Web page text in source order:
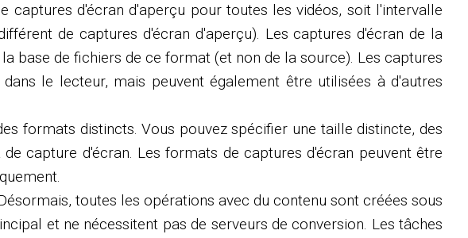
d'écran d'aperçu pour toutes les vidéos, soit l'intervalle
de captures d'écran d'aperçu). Les captures d'écran de la
base de fichiers de ce format (et non de la source). Les captures
le lecteur, mais peuvent également être utilisées à d'autres
formats distincts. Vous pouvez spécifier une taille distincte, des
capture d'écran. Les formats de captures d'écran peuvent être
toutes les opérations avec du contenu sont créées sous
et ne nécessitent pas de serveurs de conversion. Les tâches